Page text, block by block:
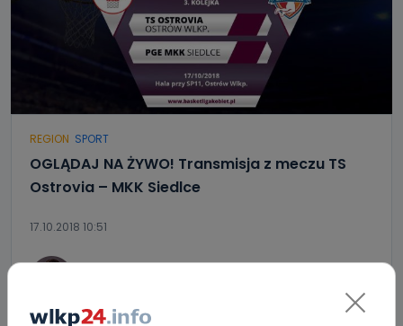
REGION SPORT
OGLĄDAJ NA ŻYWO! Transmisja z meczu TS
Ostrovia – MKK Siedlce
17.10.2018 10:51